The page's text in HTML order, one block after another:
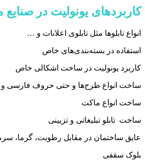
کاربردهای یونولیت در
انواع تابلوها مثل تابلوی اعلانات و …
استفاده در بسته‌بندی‌های خاص
کاربرد یونولیت در ساخت اشکالی خاص
ساخت انواع طرح‌ها و حتی حروف فارسی و
ساخت انواع ماكت
ساخت تابلو تبلیغاتی و تزیینی
عایق ساختمان در مقابل رطوبت، گرما،
بلوک سقفی